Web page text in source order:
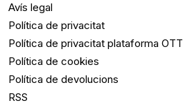
Avís legal
Política de privacitat
Política de privacitat plataforma OTT
Política de cookies
Política de devolucions
RSS